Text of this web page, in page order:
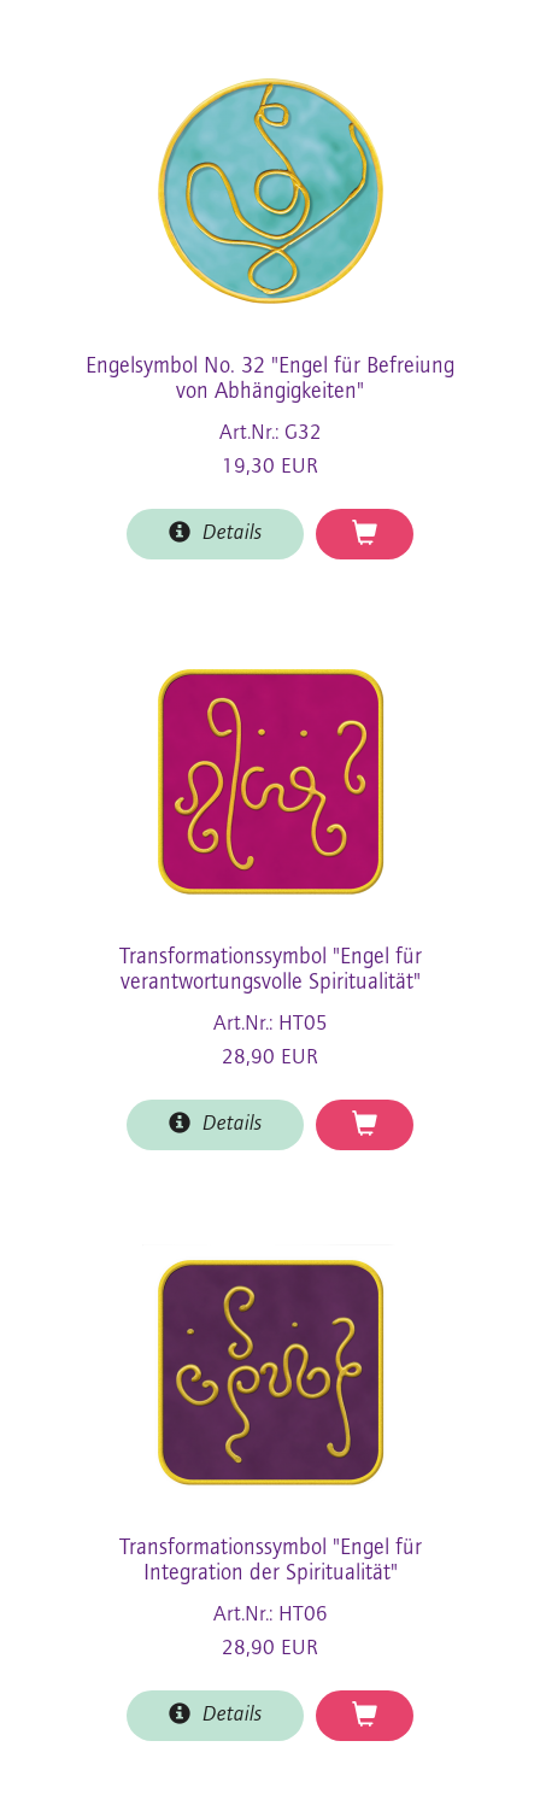
Engelsymbol No. 32 "Engel für Befreiung
von Abhängigkeiten"
Art.Nr.: G32
19,30 EUR
Details
Transformationssymbol "Engel für
verantwortungsvolle Spiritualität"
Art.Nr.: HT05
28,90 EUR
Details
Transformationssymbol "Engel für
Integration der Spiritualität"
Art.Nr.: HT06
28,90 EUR
Details